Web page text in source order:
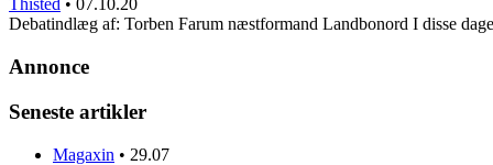
Thisted • 07.10.20
Debatindlæg af: Torben Farum næstformand Landbonord I disse
Annonce
Seneste artikler
Magaxin • 29.07